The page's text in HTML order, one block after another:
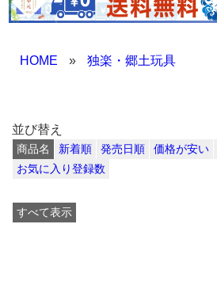
HOME » 独楽・郷土玩具
並び替え
商品名 新着順 発売日順 価格が安い
お気に入り登録数
すべて表示